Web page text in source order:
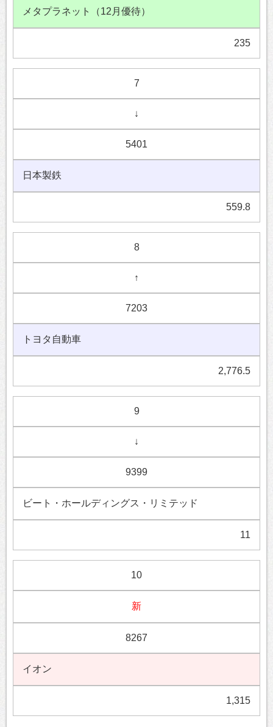
メタプラネット（12月優待）
235
7
↓
5401
日本製鉄
559.8
8
↑
7203
トヨタ自動車
2,776.5
9
↓
9399
ビート・ホールディングス・リミテッド
11
10
新
8267
イオン
1,315